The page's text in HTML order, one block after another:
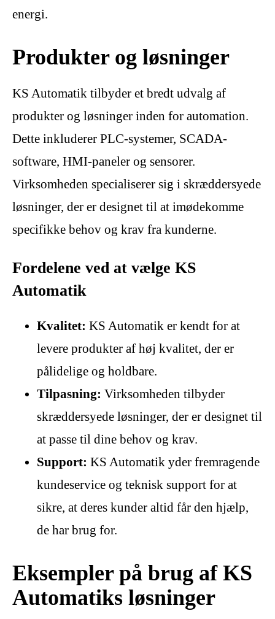
energi.
Produkter og løsninger
KS Automatik tilbyder et bredt udvalg af
produkter og løsninger inden for automation.
Dette inkluderer PLC-systemer, SCADA-
software, HMI-paneler og sensorer.
Virksomheden specialiserer sig i skræddersyede
løsninger, der er designet til at imødekomme
specifikke behov og krav fra kunderne.
Fordelene ved at vælge KS
Automatik
Kvalitet: KS Automatik er kendt for at
levere produkter af høj kvalitet, der er
pålidelige og holdbare.
Tilpasning: Virksomheden tilbyder
skræddersyede løsninger, der er designet til
at passe til dine behov og krav.
Support: KS Automatik yder fremragende
kundeservice og teknisk support for at
sikre, at deres kunder altid får den hjælp,
de har brug for.
Eksempler på brug af KS
Automatiks løsninger